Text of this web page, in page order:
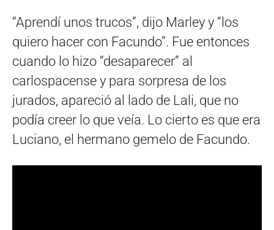
“Aprendí unos trucos”, dijo Marley y “los
quiero hacer con Facundo”. Fue entonces
cuando lo hizo “desaparecer” al
carlospacense y para sorpresa de los
jurados, apareció al lado de Lali, que no
podía creer lo que veía. Lo cierto es que era
Luciano, el hermano gemelo de Facundo.